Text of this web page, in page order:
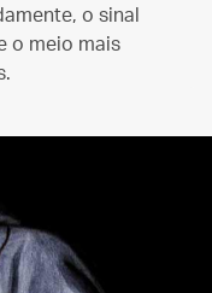
o sinal
o meio mais